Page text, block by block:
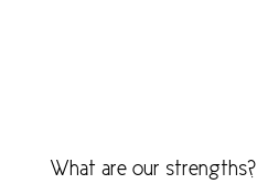
What are our strengths?